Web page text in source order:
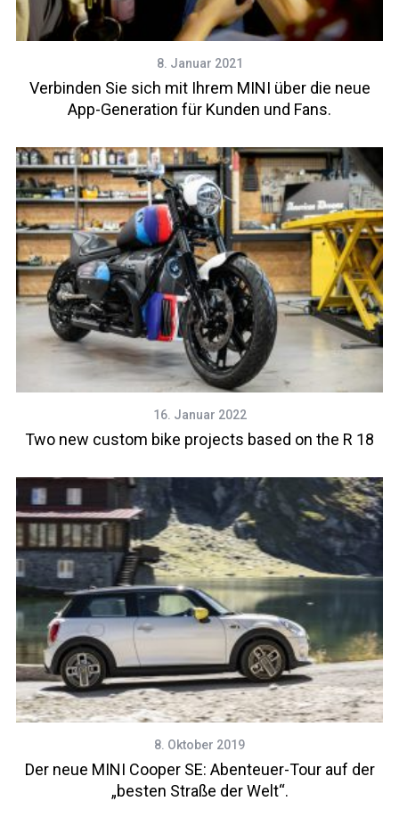
8. Januar 2021
Verbinden Sie sich mit Ihrem MINI über die neue
App-Generation für Kunden und Fans.
16. Januar 2022
Two new custom bike projects based on the R 18
8. Oktober 2019
Der neue MINI Cooper SE: Abenteuer-Tour auf der
„besten Straße der Welt“.